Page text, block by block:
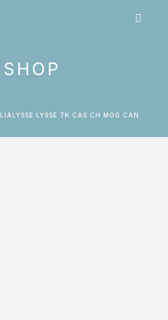
SHOP
LIALYSSE LYSSE 7K CAS CH MOG CAN